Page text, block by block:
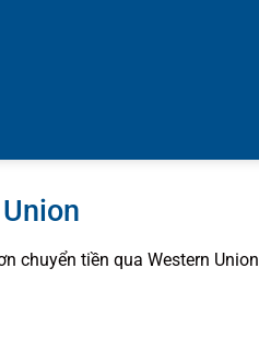
chuyển tiền qua Western Union